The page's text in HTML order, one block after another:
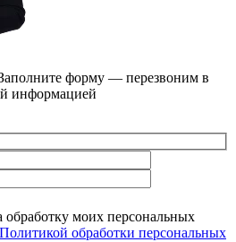
форму — перезвоним в
информацией
обработку моих персональных
Политикой обработки персональных